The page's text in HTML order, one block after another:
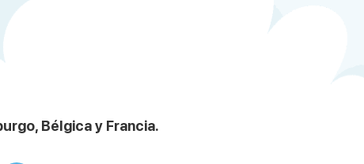
Bélgica y Francia.